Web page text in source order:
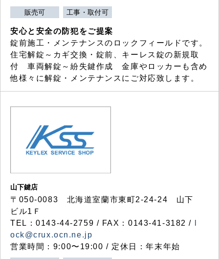
販売可 工事・取付可
安心と安全の防犯をご提案
錠前施工・メンテナンスのロックフィールドです。
住宅解錠～カギ交換・錠前、キーレス錠の新規取
付 車両解錠～紛失鍵作成 金庫やロッカーも含め
他様々に解錠・メンテナンスにご対応致します。
山下鍵店
〒050-0083 北海道室蘭市東町2-24-24 山下
ビル1Ｆ
TEL：0143-44-2759 / FAX：0143-41-3182 /
ock@crux.ocn.ne.jp
営業時間：9:00〜19:00 / 定休日：年末年始